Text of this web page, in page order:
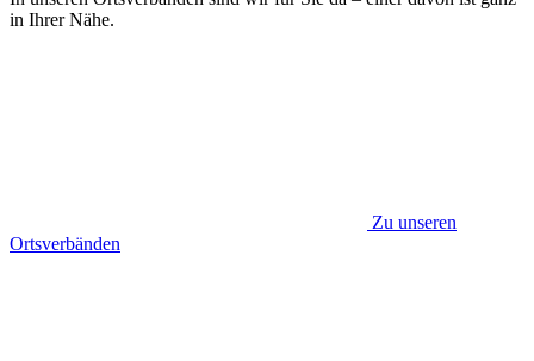
in Ihrer Nähe.
Zu unseren
Ortsverbänden